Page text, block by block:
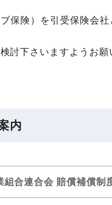
保険）を引受保険会
討下さいますようお願
内
合連合会 賠償補償制